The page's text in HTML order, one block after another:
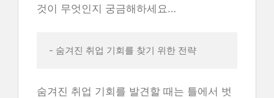
것이 무엇인지 궁금해하세요…
- 숨겨진 취업 기회를 찾기 위한 전략
숨겨진 취업 기회를 발견할 때는 틀에서 벗